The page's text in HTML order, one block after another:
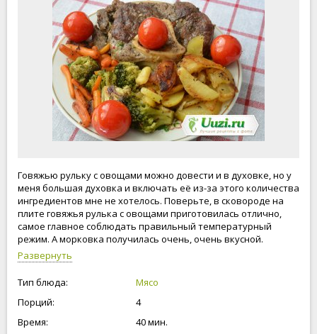
Говяжью рульку с овощами можно довести и в духовке, но у
меня большая духовка и включать её из-за этого количества
ингредиентов мне не хотелось. Поверьте, в сковороде на
плите говяжья рулька с овощами приготовилась отлично,
самое главное соблюдать правильный температурный
режим. А морковка получилась очень, очень вкусной.
Рекомендую!
Развернуть
Тип блюда:
Мясо
Порций:
4
Время:
40 мин.